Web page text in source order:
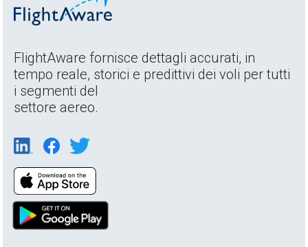
FlightAware fornisce dettagli accurati, in
tempo reale, storici e predittivi dei voli per tutti
i segmenti del
settore aereo.